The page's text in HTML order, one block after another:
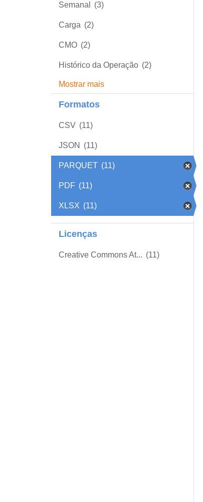
Semanal (3)
Carga (2)
CMO (2)
Histórico da Operação (2)
Mostrar mais
Formatos
CSV (11)
JSON (11)
PARQUET (11)
PDF (11)
XLSX (11)
Licenças
Creative Commons At... (11)